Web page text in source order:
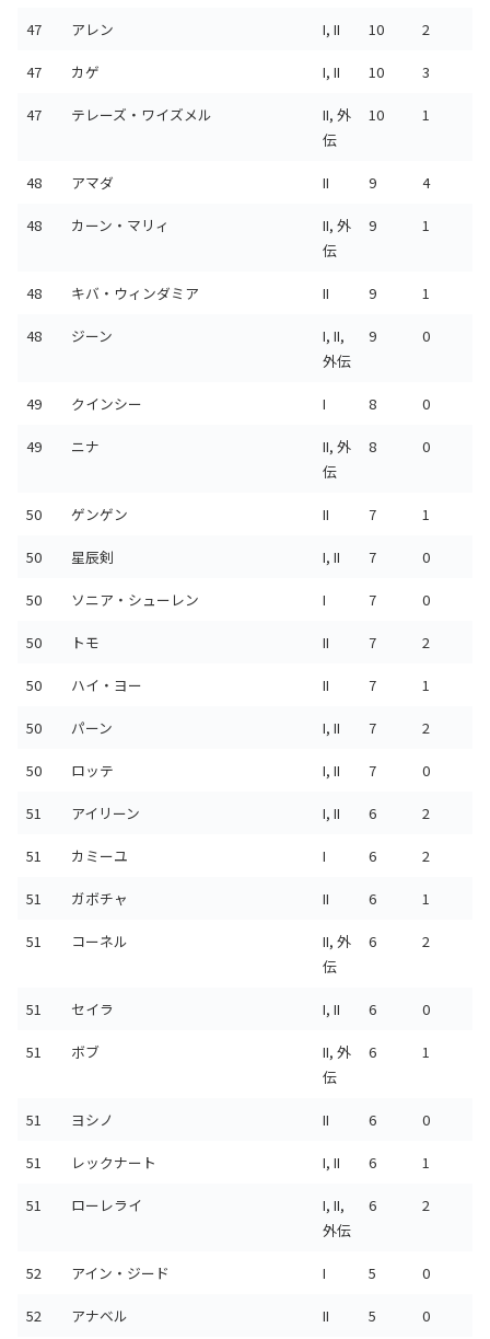
47 アレン I, II 10 2
47 カゲ I, II 10 3
47 テレーズ・ワイズメル
II, 外
伝
10 1
48 アマダ II 9 4
48 カーン・マリィ
II, 外
伝
9 1
48 キバ・ウィンダミア II 9 1
48 ジーン
I, II,
外伝
9 0
49 クインシー I 8 0
49 ニナ
II, 外
伝
8 0
50 ゲンゲン II 7 1
50 星辰剣 I, II 7 0
50 ソニア・シューレン I 7 0
50 トモ II 7 2
50 ハイ・ヨー II 7 1
50 パーン I, II 7 2
50 ロッテ I, II 7 0
51 アイリーン I, II 6 2
51 カミーユ I 6 2
51 ガボチャ II 6 1
51 コーネル
II, 外
伝
6 2
51 セイラ I, II 6 0
51 ボブ
II, 外
伝
6 1
51 ヨシノ II 6 0
51 レックナート I, II 6 1
51 ローレライ
I, II,
外伝
6 2
52 アイン・ジード I 5 0
52 アナベル II 5 0